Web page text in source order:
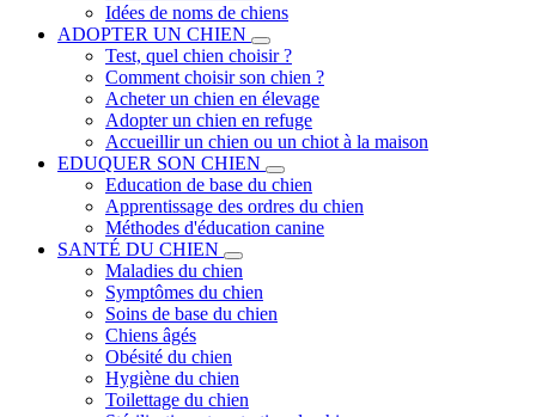
Idées de noms de chiens
ADOPTER UN CHIEN
Test, quel chien choisir ?
Comment choisir son chien ?
Acheter un chien en élevage
Adopter un chien en refuge
Accueillir un chien ou un chiot à la maison
EDUQUER SON CHIEN
Education de base du chien
Apprentissage des ordres du chien
Méthodes d'éducation canine
SANTÉ DU CHIEN
Maladies du chien
Symptômes du chien
Soins de base du chien
Chiens âgés
Obésité du chien
Hygiène du chien
Toilettage du chien